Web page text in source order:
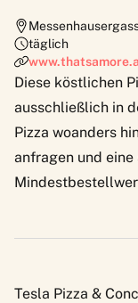
täglich
Diese köstlichen
ausschließlich in
Pizza woanders
anfragen und
Tesla Pizza &